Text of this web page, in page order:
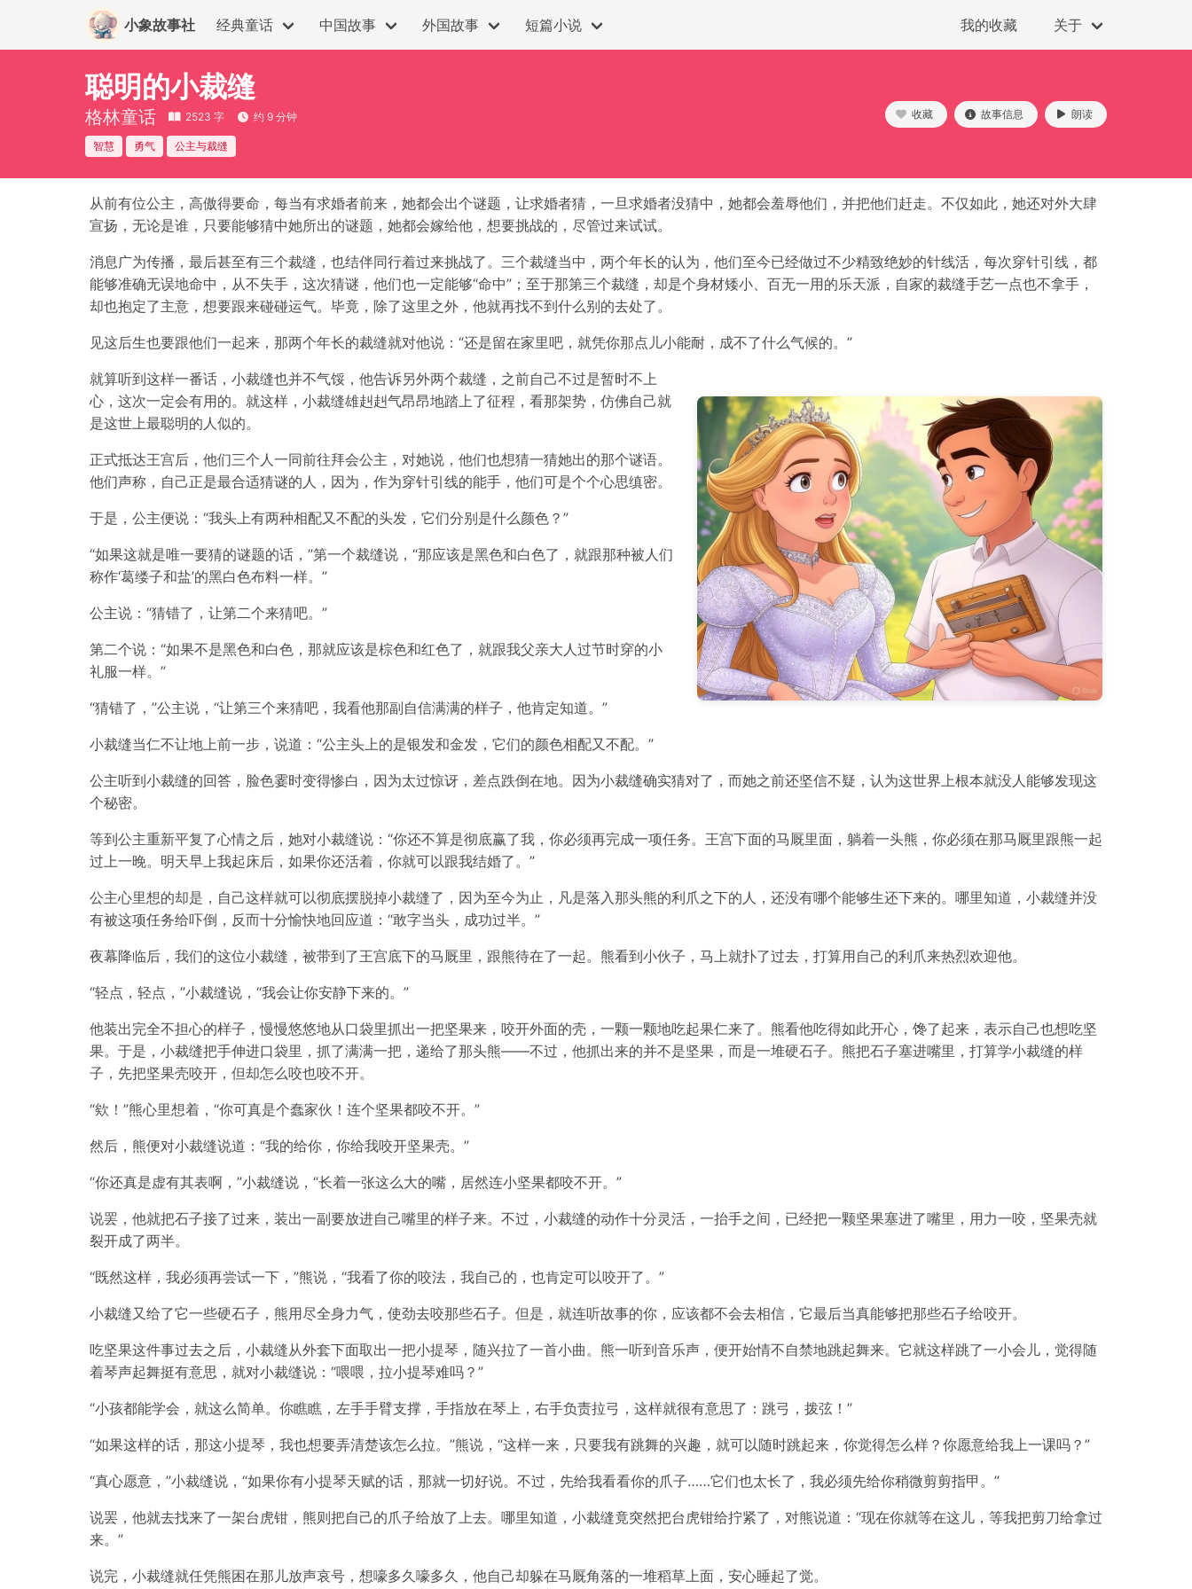
小象故事社 经典童话 中国故事 外国故事 短篇小说 我的收藏 关于
聪明的小裁缝
格林童话 2523 字 约 9 分钟
智慧 勇气 公主与裁缝
收藏 故事信息 朗读
从前有位公主，高傲得要命，每当有求婚者前来，她都会出个谜题，让求婚者猜，一旦求婚者没猜中，她都会羞辱他们，并把他们赶走。不仅如此，她还对外大肆
宣扬，无论是谁，只要能够猜中她所出的谜题，她都会嫁给他，想要挑战的，尽管过来试试。
消息广为传播，最后甚至有三个裁缝，也结伴同行着过来挑战了。三个裁缝当中，两个年长的认为，他们至今已经做过不少精致绝妙的针线活，每次穿针引线，都
能够准确无误地命中，从不失手，这次猜谜，他们也一定能够“命中”；至于那第三个裁缝，却是个身材矮小、百无一用的乐天派，自家的裁缝手艺一点也不拿手，
却也抱定了主意，想要跟来碰碰运气。毕竟，除了这里之外，他就再找不到什么别的去处了。
见这后生也要跟他们一起来，那两个年长的裁缝就对他说：“还是留在家里吧，就凭你那点儿小能耐，成不了什么气候的。”
就算听到这样一番话，小裁缝也并不气馁，他告诉另外两个裁缝，之前自己不过是暂时不上
心，这次一定会有用的。就这样，小裁缝雄赳赳气昂昂地踏上了征程，看那架势，仿佛自己就
是这世上最聪明的人似的。
正式抵达王宫后，他们三个人一同前往拜会公主，对她说，他们也想猜一猜她出的那个谜语。
他们声称，自己正是最合适猜谜的人，因为，作为穿针引线的能手，他们可是个个心思缜密。
于是，公主便说：“我头上有两种相配又不配的头发，它们分别是什么颜色？”
“如果这就是唯一要猜的谜题的话，”第一个裁缝说，“那应该是黑色和白色了，就跟那种被人们
称作‘葛缕子和盐’的黑白色布料一样。”
公主说：“猜错了，让第二个来猜吧。”
第二个说：“如果不是黑色和白色，那就应该是棕色和红色了，就跟我父亲大人过节时穿的小
礼服一样。”
“猜错了，”公主说，“让第三个来猜吧，我看他那副自信满满的样子，他肯定知道。”
小裁缝当仁不让地上前一步，说道：“公主头上的是银发和金发，它们的颜色相配又不配。”
公主听到小裁缝的回答，脸色霎时变得惨白，因为太过惊讶，差点跌倒在地。因为小裁缝确实猜对了，而她之前还坚信不疑，认为这世界上根本就没人能够发现这
个秘密。
等到公主重新平复了心情之后，她对小裁缝说：“你还不算是彻底赢了我，你必须再完成一项任务。王宫下面的马厩里面，躺着一头熊，你必须在那马厩里跟熊一起
过上一晚。明天早上我起床后，如果你还活着，你就可以跟我结婚了。”
公主心里想的却是，自己这样就可以彻底摆脱掉小裁缝了，因为至今为止，凡是落入那头熊的利爪之下的人，还没有哪个能够生还下来的。哪里知道，小裁缝并没
有被这项任务给吓倒，反而十分愉快地回应道：“敢字当头，成功过半。”
夜幕降临后，我们的这位小裁缝，被带到了王宫底下的马厩里，跟熊待在了一起。熊看到小伙子，马上就扑了过去，打算用自己的利爪来热烈欢迎他。
“轻点，轻点，”小裁缝说，“我会让你安静下来的。”
他装出完全不担心的样子，慢慢悠悠地从口袋里抓出一把坚果来，咬开外面的壳，一颗一颗地吃起果仁来了。熊看他吃得如此开心，馋了起来，表示自己也想吃坚
果。于是，小裁缝把手伸进口袋里，抓了满满一把，递给了那头熊——不过，他抓出来的并不是坚果，而是一堆硬石子。熊把石子塞进嘴里，打算学小裁缝的样
子，先把坚果壳咬开，但却怎么咬也咬不开。
“欸！”熊心里想着，“你可真是个蠢家伙！连个坚果都咬不开。”
然后，熊便对小裁缝说道：“我的给你，你给我咬开坚果壳。”
“你还真是虚有其表啊，”小裁缝说，“长着一张这么大的嘴，居然连小坚果都咬不开。”
说罢，他就把石子接了过来，装出一副要放进自己嘴里的样子来。不过，小裁缝的动作十分灵活，一抬手之间，已经把一颗坚果塞进了嘴里，用力一咬，坚果壳就
裂开成了两半。
“既然这样，我必须再尝试一下，”熊说，“我看了你的咬法，我自己的，也肯定可以咬开了。”
小裁缝又给了它一些硬石子，熊用尽全身力气，使劲去咬那些石子。但是，就连听故事的你，应该都不会去相信，它最后当真能够把那些石子给咬开。
吃坚果这件事过去之后，小裁缝从外套下面取出一把小提琴，随兴拉了一首小曲。熊一听到音乐声，便开始情不自禁地跳起舞来。它就这样跳了一小会儿，觉得随
着琴声起舞挺有意思，就对小裁缝说：“喂喂，拉小提琴难吗？”
“小孩都能学会，就这么简单。你瞧瞧，左手手臂支撑，手指放在琴上，右手负责拉弓，这样就很有意思了：跳弓，拨弦！”
“如果这样的话，那这小提琴，我也想要弄清楚该怎么拉。”熊说，“这样一来，只要我有跳舞的兴趣，就可以随时跳起来，你觉得怎么样？你愿意给我上一课吗？”
“真心愿意，”小裁缝说，“如果你有小提琴天赋的话，那就一切好说。不过，先给我看看你的爪子……它们也太长了，我必须先给你稍微剪剪指甲。”
说罢，他就去找来了一架台虎钳，熊则把自己的爪子给放了上去。哪里知道，小裁缝竟突然把台虎钳给拧紧了，对熊说道：“现在你就等在这儿，等我把剪刀给拿过
来。”
说完，小裁缝就任凭熊困在那儿放声哀号，想嚎多久嚎多久，他自己却躲在马厩角落的一堆稻草上面，安心睡起了觉。